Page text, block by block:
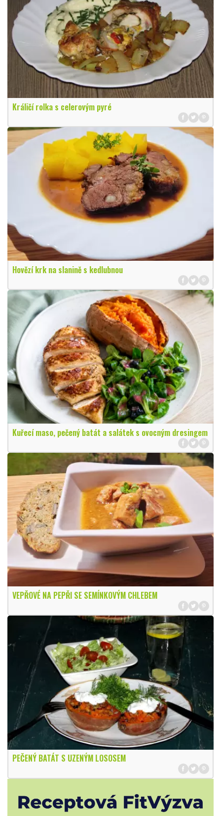
Králičí rolka s celerovým pyré
Hovězí krk na slanině s kedlubnou
Kuřecí maso, pečený batát a salátek s ovocným dresingem
VEPŘOVÉ NA PEPŘI SE SEMÍNKOVÝM CHLEBEM
PEČENÝ BATÁT S UZENÝM LOSOSEM